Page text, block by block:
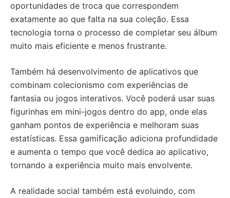
oportunidades de troca que correspondem
exatamente ao que falta na sua coleção. Essa
tecnologia torna o processo de completar seu álbum
muito mais eficiente e menos frustrante.
Também há desenvolvimento de aplicativos que
combinam colecionismo com experiências de
fantasia ou jogos interativos. Você poderá usar suas
figurinhas em mini-jogos dentro do app, onde elas
ganham pontos de experiência e melhoram suas
estatísticas. Essa gamificação adiciona profundidade
e aumenta o tempo que você dedica ao aplicativo,
tornando a experiência muito mais envolvente.
A realidade social também está evoluindo, com